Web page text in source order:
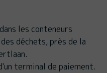
les conteneurs
déchets, près de la
terminal de paiement.